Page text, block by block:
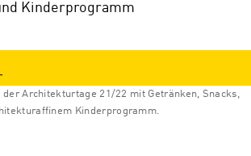
Kinderprogramm
Architekturtage 21/22 mit Getränken, Snacks,
Kinderprogramm.